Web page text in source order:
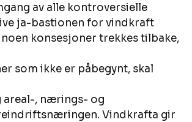
av alle kontroversielle
ja-bastionen for vindkraft
konsesjoner trekkes tilbake,
som ikke er påbegynt, skal
areal-, nærings- og
Vindkrafta gir